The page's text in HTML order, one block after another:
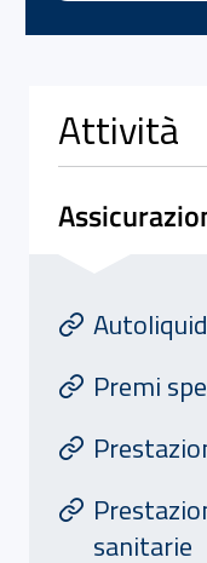
Attività
Premi
sanitarie